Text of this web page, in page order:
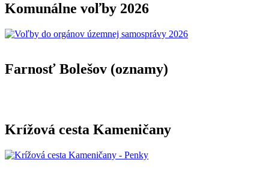
Komunálne voľby 2026
Farnosť Bolešov (oznamy)
Krížová cesta Kameničany